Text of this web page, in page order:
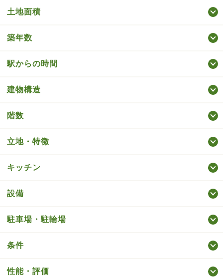
土地面積
築年数
駅からの時間
建物構造
階数
立地・特徴
キッチン
設備
駐車場・駐輪場
条件
性能・評価